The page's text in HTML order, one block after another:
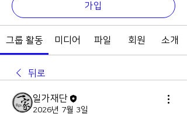
가입
그룹 활동 미디어 파일 회원 소개
뒤로
일가재단
2026년 7월 3일